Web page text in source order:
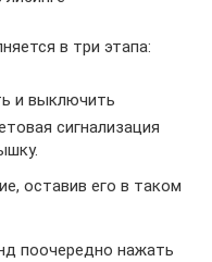
в три этапа:
и выключить
сигнализация
оставив его в таком
поочередно нажать